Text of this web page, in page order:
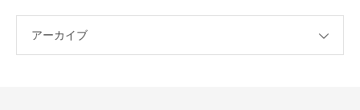
アーカイブ